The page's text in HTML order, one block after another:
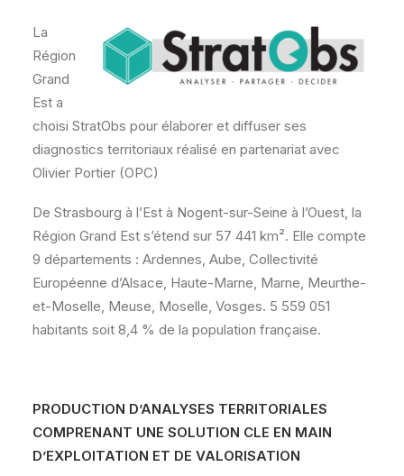
La
Région
Grand
Est a
choisi StratObs pour élaborer et diffuser ses
diagnostics territoriaux réalisé en partenariat avec
Olivier Portier (OPC)
De Strasbourg à l’Est à Nogent-sur-Seine à l’Ouest, la
Région Grand Est s’étend sur 57 441 km². Elle compte
9 départements : Ardennes, Aube, Collectivité
Européenne d’Alsace, Haute-Marne, Marne, Meurthe-
et-Moselle, Meuse, Moselle, Vosges. 5 559 051
habitants soit 8,4 % de la population française.
PRODUCTION D’ANALYSES TERRITORIALES
COMPRENANT UNE SOLUTION CLE EN MAIN
D’EXPLOITATION ET DE VALORISATION